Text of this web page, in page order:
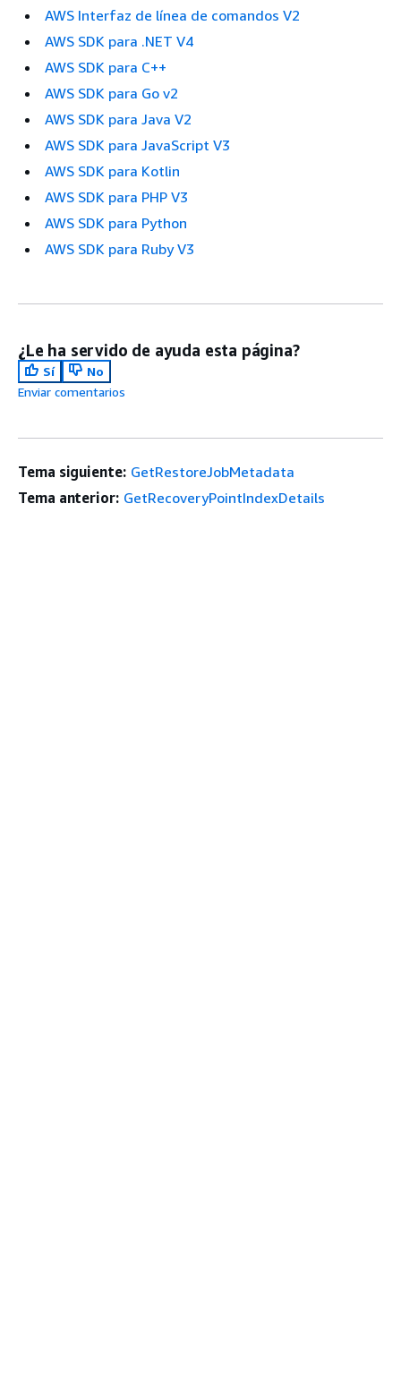
AWS Interfaz de línea de comandos V2
AWS SDK para .NET V4
AWS SDK para C++
AWS SDK para Go v2
AWS SDK para Java V2
AWS SDK para JavaScript V3
AWS SDK para Kotlin
AWS SDK para PHP V3
AWS SDK para Python
AWS SDK para Ruby V3
¿Le ha servido de ayuda esta página?
Sí
No
Enviar comentarios
Tema siguiente: GetRestoreJobMetadata
Tema anterior: GetRecoveryPointIndexDetails